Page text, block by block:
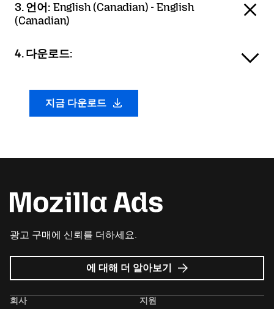
3. 언어: English (Canadian) - English
(Canadian)
4. 다운로드:
지금 다운로드
광고 구매에 신뢰를 더하세요.
Mozilla
Ads
에 대해 더 알아보기
회사 지원